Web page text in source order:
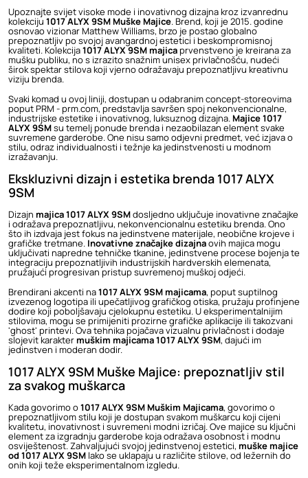
Upoznajte svijet visoke mode i inovativnog dizajna kroz izvanrednu
kolekciju 1017 ALYX 9SM Muške Majice. Brend, koji je 2015. godine
osnovao vizionar Matthew Williams, brzo je postao globalno
prepoznatljiv po svojoj avangardnoj estetici i beskompromisnoj
kvaliteti. Kolekcija1017 ALYX 9SM majicaprvenstveno je kreirana za
mušku publiku, no s izrazito snažnim unisex privlačnošću, nudeći
širok spektar stilova koji vjerno odražavaju prepoznatljivu kreativnu
viziju brenda.
Svaki komad u ovoj liniji, dostupan u odabranim concept-storeovima
poput PRM - prm.com, predstavlja savršen spoj nekonvencionalne,
industrijske estetike i inovativnog, luksuznog dizajna.Majice 1017
ALYX 9SMsu temelj ponude brenda i nezaobilazan element svake
suvremene garderobe. One nisu samo odjevni predmet, već izjava o
stilu, odraz individualnosti i težnje ka jedinstvenosti u modnom
izražavanju.
Ekskluzivni dizajn i estetika brenda 1017 ALYX
9SM
Dizajn majica 1017 ALYX 9SMdosljedno uključuje inovativne značajke
i odražava prepoznatljivu, nekonvencionalnu estetiku brenda. Ono
što ih izdvaja jest fokus na jedinstvene materijale, neobične krojeve i
grafičke tretmane. Inovativne značajke dizajnaovih majica mogu
uključivati napredne tehničke tkanine, jedinstvene procese bojenja te
integraciju prepoznatljivih industrijskih hardverskih elemenata,
pružajući progresivan pristup suvremenoj muškoj odjeći.
Brendirani akcenti na1017 ALYX 9SM majicama, poput suptilnog
izvezenog logotipa ili upečatljivog grafičkog otiska, pružaju profinjene
dodire koji poboljšavaju cjelokupnu estetiku. U eksperimentalnijim
stilovima, mogu se primijeniti prozirne grafičke aplikacije ili takozvani
'ghost' printevi. Ova tehnika pojačava vizualnu privlačnost i dodaje
slojevit karaktermuškim majicama 1017 ALYX 9SM, dajući im
jedinstven i moderan dodir.
1017 ALYX 9SM Muške Majice: prepoznatljiv stil
za svakog muškarca
Kada govorimo o1017 ALYX 9SM Muškim Majicama, govorimo o
prepoznatljivom stilu koji je dostupan svakom muškarcu koji cijeni
kvalitetu, inovativnost i suvremeni modni izričaj. Ove majice su ključni
element za izgradnju garderobe koja odražava osobnost i modnu
osviještenost. Zahvaljujući svojoj jedinstvenoj estetici, muške majice
od 1017 ALYX 9SM lako se uklapaju u različite stilove, od ležernih do
onih koji teže eksperimentalnom izgledu.